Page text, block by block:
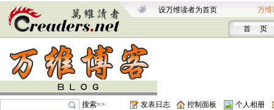
设万维读者为首页 万维
首 页
搜索>> 发表日志 控制面板 个人相册